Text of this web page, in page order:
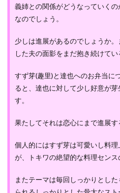
義姉との関係がどうなっていく
なのでしょう。
少しは進展があるのでしょうか
した夫の面影をまだ抱き続けてい
すず芽(趣里)と達也へのお弁当に
ると、達也に対して少し好意が
す。
果たしてそれは恋心にまで進展す
個人的にはすず芽は可愛いし料
が、トキワの絶望的な料理センス
またテーマは毎回しっかりとし